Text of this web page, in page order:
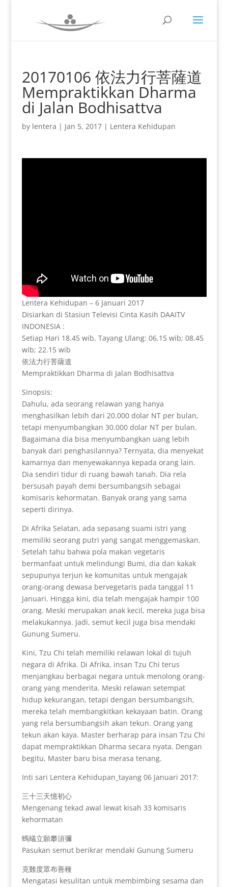
20170106 依法力行菩薩道
Mempraktikkan Dharma
di Jalan Bodhisattva
by lentera | Jan 5, 2017| Lentera Kehidupan
Lentera Kehidupan – 6 Januari 2017
Disiarkan di Stasiun Televisi Cinta Kasih DAAITV
INDONESIA :
Setiap Hari 18.45 wib, Tayang Ulang: 06.15 wib; 08.45
wib; 22.15 wib
依法力行菩薩道
Mempraktikkan Dharma di Jalan Bodhisattva
Sinopsis:
Dahulu, ada seorang relawan yang hanya
menghasilkan lebih dari 20.000 dolar NT per bulan,
tetapi menyumbangkan 30.000 dolar NT per bulan.
Bagaimana dia bisa menyumbangkan uang lebih
banyak dari penghasilannya? Ternyata, dia menyekat
kamarnya dan menyewakannya kepada orang lain.
Dia sendiri tidur di ruang bawah tanah. Dia rela
bersusah payah demi bersumbangsih sebagai
komisaris kehormatan. Banyak orang yang sama
seperti dirinya.
Di Afrika Selatan, ada sepasang suami istri yang
memiliki seorang putri yang sangat menggemaskan.
Setelah tahu bahwa pola makan vegetaris
bermanfaat untuk melindungi Bumi, dia dan kakak
sepupunya terjun ke komunitas untuk mengajak
orang-orang dewasa bervegetaris pada tanggal 11
Januari. Hingga kini, dia telah mengajak hampir 100
orang. Meski merupakan anak kecil, mereka juga bisa
melakukannya. Jadi, semut kecil juga bisa mendaki
Gunung Sumeru.
Kini, Tzu Chi telah memiliki relawan lokal di tujuh
negara di Afrika. Di Afrika, insan Tzu Chi terus
menjangkau berbagai negara untuk menolong orang-
orang yang menderita. Meski relawan setempat
hidup kekurangan, tetapi dengan bersumbangsih,
mereka telah membangkitkan kekayaan batin. Orang
yang rela bersumbangsih akan tekun. Orang yang
tekun akan kaya. Master berharap para insan Tzu Chi
dapat mempraktikkan Dharma secara nyata. Dengan
begitu, Master baru bisa merasa tenang.
Inti sari Lentera Kehidupan_tayang 06 Januari 2017:
三十三天憶初心
Mengenang tekad awal lewat kisah 33 komisaris
kehormatan
螞蟻立願攀須彌
Pasukan semut berikrar mendaki Gunung Sumeru
克難度眾布善種
Mengatasi kesulitan untuk membimbing sesama dan